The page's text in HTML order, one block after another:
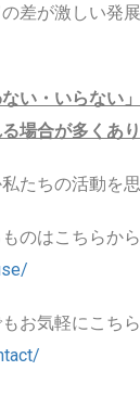
差が激しい発
い・いらない
場合が多くあり
たちの活動を
のはこちらから
お気軽にこち